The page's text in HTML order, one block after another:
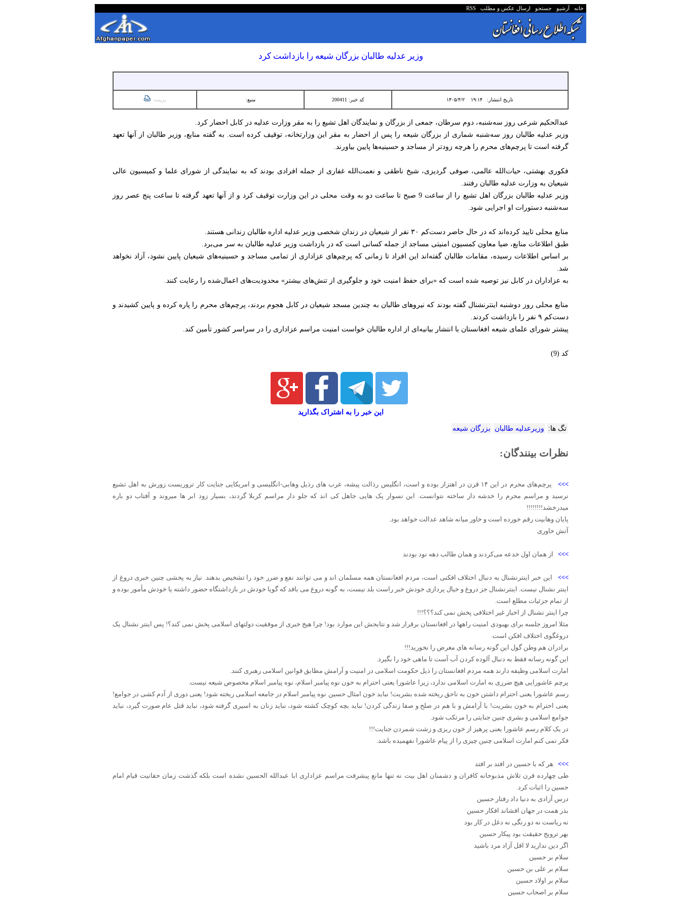
خانه آرشیو جستجو ارسال عکس و مطلب RSS
وزیر عدلیه طالبان بزرگان شیعه را بازداشت کرد
تاریخ انتشار: ۱۹:۱۴ ۱۴۰۵/۴/۲ کد خبر: 200411 منبع: پرینت
عبدالحکیم شرعی روز سه‌شنبه، دوم سرطان، جمعی از بزرگان و نمایندگان اهل تشیع را به مقر وزارت عدلیه در کابل احضار کرد.
وزیر عدلیه طالبان روز سه‌شنبه شماری از بزرگان شیعه را پس از احضار به مقر این وزارتخانه، توقیف کرده است. به گفته منابع، وزیر طالبان از آنها تعهد
گرفته است تا پرچم‌های محرم را هرچه زودتر از مساجد و حسینیه‌ها پایین بیاورند.
فکوری بهشتی، حیات‌الله عالمی، صوفی گردیزی، شیخ ناطقی و نعمت‌الله غفاری از جمله افرادی بودند که به نمایندگی از شورای علما و کمیسیون عالی
شیعیان به وزارت عدلیه طالبان رفتند.
وزیر عدلیه طالبان بزرگان اهل تشیع را از ساعت 9 صبح تا ساعت دو به وقت محلی در این وزارت توقیف کرد و از آنها تعهد گرفته تا ساعت پنج عصر روز
سه‌شنبه دستورات او اجرایی شود.
منابع محلی تایید کرده‌اند که در حال حاضر دست‌کم ۳۰ نفر از شیعیان در زندان شخصی وزیر عدلیه اداره طالبان زندانی هستند.
طبق اطلاعات منابع، ضیا معاون کمسیون امنیتی مساجد از جمله کسانی است که در بازداشت وزیر عدلیه طالبان به سر می‌برد.
بر اساس اطلاعات رسیده، مقامات طالبان گفته‌اند این افراد تا زمانی که پرچم‌های عزاداری از تمامی مساجد و حسینیه‌های شیعیان پایین نشود، آزاد نخواهد
شد.
به عزاداران در کابل نیز توصیه شده است که «برای حفظ امنیت خود و جلوگیری از تنش‌های بیشتر» محدودیت‌های اعمال‌شده را رعایت کنند.
منابع محلی روز دوشنبه اینترنشنال گفته بودند که نیروهای طالبان به چندین مسجد شیعیان در کابل هجوم بردند، پرچم‌های محرم را پاره کرده و پایین کشیدند و
دست‌کم ۹ نفر را بازداشت کردند.
پیشتر شورای علمای شیعه افغانستان با انتشار بیانیه‌ای از اداره طالبان خواست امنیت مراسم عزاداری را در سراسر کشور تأمین کند.
کد (9)
این خبر را به اشتراک بگذارید
تگ ها: وزیرعدلیه طالبان بزرگان شیعه
نظرات بینندگان:
>>>
پرچم‌های محرم در این ۱۴ قرن در اهتزاز بوده و است، انگلیس رذالت پیشه، عرب های رذیل وهابی-انگلیسی و امریکایی جنایت کار تروریست زورش به اهل تشیع
نرسید و مراسم محرم را خدشه دار ساخته نتوانست. این نسوار پک هایی جاهل کی اند که جلو دار مراسم کربلا گردند، بسیار زود ابر ها میروند و آفتاب دو باره
میدرخشد!!!!!!!!
پایان وهابیت رقم خورده است و خاور میانه شاهد عدالت خواهد بود.
آتش خاوری
>>> از همان اول خدعه می‌کردند و همان طالب دهه نود بودند
>>> این خبر اینترنشنال به دنبال اختلاف افکنی است، مردم افغانستان همه مسلمان اند و می توانند نفع و ضرر خود را تشخیص بدهند. نیاز به پخشی چنین خبری دروغ از
اینتر نشنال نیست. اینترنشنال جز دروغ و خیال پردازی خودش خبر راست بلد نیست، به گونه دروغ می بافد که گویا خودش در بازداشتگاه حضور داشته یا خودش مأمور بوده و
از تمام جزئیات مطلع است.
چرا اینتر نشنال از اخبار غیر اختلافی پخش نمی کند؟؟؟!!!
مثلا امروز جلسه برای بهبودی امنیت راهها در افغانستان برقرار شد و نتایجش این موارد بود! چرا هیج خبری از موفقیت دولتهای اسلامی پخش نمی کند؟! پس اینتر نشنال یک
دروغگوی اختلاف افکن است.
برادران هم وطن گول این گونه رسانه های مغرض را نخورید!!!
این گونه رسانه فقط به دنبال آلوده کردن آب آست تا ماهی خود را بگیرد.
امارت اسلامی وظیفه دارند همه مردم افغانستان را ذیل حکومت اسلامی در امنیت و آرامش مطابق قوانین اسلامی رهبری کنند.
پرچم عاشورایی هیچ ضرری به امارت اسلامی ندارد، زیرا عاشورا یعنی احترام به خون نوه پیامبر اسلام، نوه پیامبر اسلام مخصوص شیعه نیست.
رسم عاشورا یعنی احترام داشتن خون به ناحق ریخته شده بشریت! نباید خون امثال حسین نوه پیامبر اسلام در جامعه اسلامی ریخته شود! یعنی دوری از آدم کشی در جوامع!
یعنی احترام به خون بشریت! با آرامش و با هم در صلح و صفا زندگی کردن! نباید بچه کوچک کشته شود، نباید زنان به اسیری گرفته شود، نباید قتل عام صورت گیرد، نباید
جوامع اسلامی و بشری چنین جنایتی را مرتکب شود.
در یک کلام رسم عاشورا یعنی پرهیز از خون ریزی و زشت شمردن جنایت!!!
فکر نمی کنم امارت اسلامی چنین چیزی را از پیام عاشورا نفهمیده باشد.
>>> هر که با حسین در افتد بر افتد
طی چهارده قرن تلاش مذبوحانه کافران و دشمنان اهل بیت نه تنها مانع پیشرفت مراسم عزاداری ابا عبدالله الحسین نشده است بلکه گذشت زمان حقانیت قیام امام
حسین را اثبات کرد.
درس آزادی به دنیا داد رفتار حسین
بذر همت در جهان افشاند افکار حسین
نه ریاست نه دو رنگی نه دغل در کار بود
بهر ترویج حقیقت بود پیکار حسین
اگر دین ندارید لا اقل آزاد مرد باشید
سلام بر حسین
سلام بر علی بن حسین
سلام بر اولاد حسین
سلام بر اصحاب حسین